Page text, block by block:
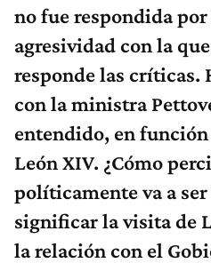
no fue respondida
agresividad con la
responde las críticas.
con la ministra
entendido, en
León XIV. ¿Cómo
políticamente va a
significar la visita de
la relación con el